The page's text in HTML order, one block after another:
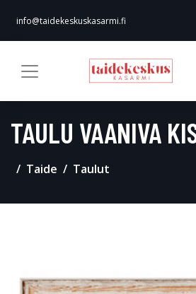
info@taidekeskuskasarmi.fi
TAULU VAANIVA
Taide Taulut